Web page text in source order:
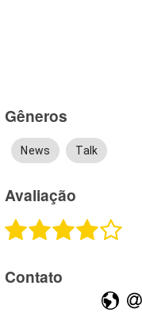
Gêneros
News Talk
Avaliação
Contato